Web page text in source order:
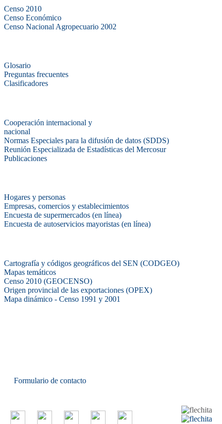
Censo 2010
Censo Económico
Censo Nacional Agropecuario 2002
Glosario
Preguntas frecuentes
Clasificadores
Cooperación internacional y
nacional
Normas Especiales para la difusión de datos (SDDS)
Reunión Especializada de Estadísticas del Mercosur
Publicaciones
Hogares y personas
Empresas, comercios y establecimientos
Encuesta de supermercados (en línea)
Encuesta de autoservicios mayoristas (en línea)
Cartografía y códigos geográficos del SEN (CODGEO)
Mapas temáticos
Censo 2010 (GEOCENSO)
Origen provincial de las exportaciones (OPEX)
Mapa dinámico - Censo 1991 y 2001
Formulario de contacto